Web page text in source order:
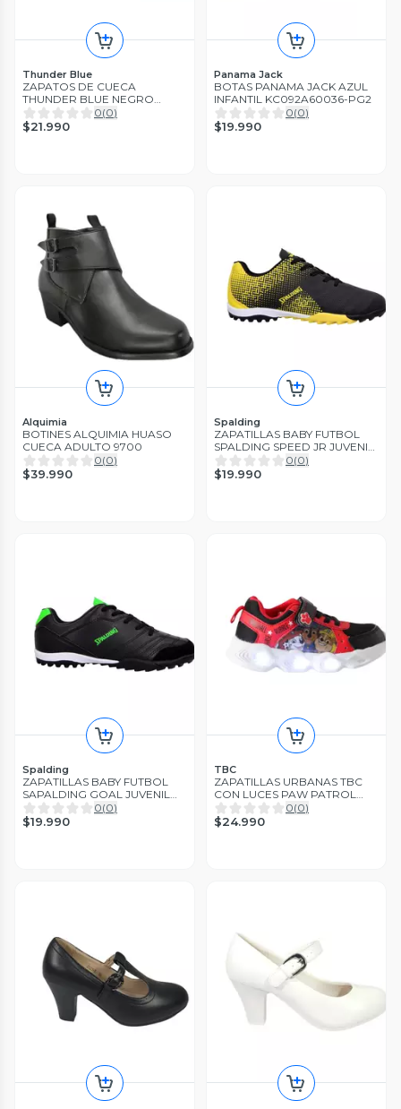
Thunder Blue
ZAPATOS DE CUECA
THUNDER BLUE NEGRO
CHAROL MUJER 2023-1
0(0)
$21.990
Panama Jack
BOTAS PANAMA JACK AZUL
INFANTIL KC092A60036-PG2
0(0)
$19.990
Alquimia
BOTINES ALQUIMIA HUASO
CUECA ADULTO 9700
0(0)
$39.990
Spalding
ZAPATILLAS BABY FUTBOL
SPALDING SPEED JR JUVENIL
SPCFUTN016 0(0)
$19.990
Spalding
ZAPATILLAS BABY FUTBOL
SAPALDING GOAL JUVENIL
SPCFUTN018 0(0)
$19.990
TBC
ZAPATILLAS URBANAS TBC
CON LUCES PAW PATROL
INFANTIL | 338011699
0(0)
$24.990